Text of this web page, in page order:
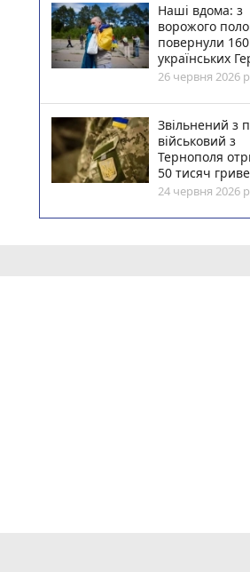
Наші вдома: з
ворожого
повернули 160
українських
26 червня 2026
Звільнений з
військовий з
Тернополя
50 тисяч
24 червня 2026